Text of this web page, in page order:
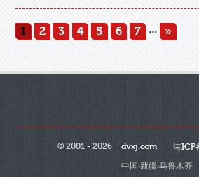
1 2 3 4 5 6 7 ... »
© 2001 - 2026 dvxj.com
港ICP
中国·新疆·乌鲁木齐